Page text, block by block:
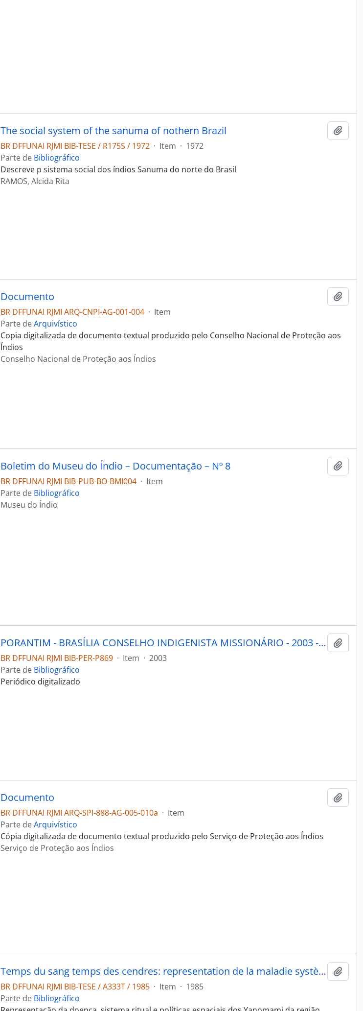
The social system of the sanuma of nothern Brazil
BR DFFUNAI RJMI BIB-TESE / R175S / 1972 · Item · 1972
Parte de Bibliográfico
Descreve p sistema social dos índios Sanuma do norte do Brasil
RAMOS, Alcida Rita
Documento
BR DFFUNAI RJMI ARQ-CNPI-AG-001-004 · Item
Parte deArquivístico
Copia digitalizada de documento textual produzido pelo Conselho Nacional de Proteção aos
Índios
Conselho Nacional de Proteção aos Índios
Boletim do Museu do Índio – Documentação – Nº 8
BR DFFUNAI RJMI BIB-PUB-BO-BMI004 · Item
Parte de Bibliográfico
Museu do Índio
PORANTIM - BRASÍLIA CONSELHO INDIGENISTA MISSIONÁRIO - 2003 - Nº255
BR DFFUNAI RJMI BIB-PER-P869 · Item · 2003
Parte de Bibliográfico
Periódico digitalizado
Documento
BR DFFUNAI RJMI ARQ-SPI-888-AG-005-010a · Item
Parte deArquivístico
Cópia digitalizada de documento textual produzido pelo Serviço de Proteção aos Índios
Serviço de Proteção aos Índios
Temps du sang temps des cendres: representation de la maladie système rituel et espace politique chez les Yanomami du sud-est (Amazonie brésilienne)
BR DFFUNAI RJMI BIB-TESE / A333T / 1985 · Item · 1985
Parte de Bibliográfico